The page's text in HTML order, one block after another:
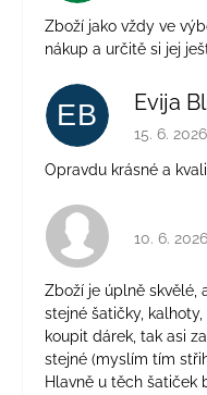
Zboží jako vždy ve
nákup a určitě si jej
EB Evija
15. 6. 2026
Opravdu krásné a
10. 6. 2026
Zboží je úplně skvělé,
stejné šatičky, kalhoty,
koupit dárek, tak asi
stejné (myslím tím
Hlavně u těch šatiček